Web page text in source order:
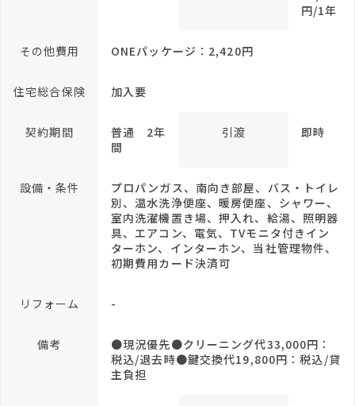
円/1年
その他費用 ONEパッケージ：2,420円
住宅総合保険 加入要
契約期間
普通 2年
間
引渡 即時
設備・条件
プロパンガス、南向き部屋、バス・トイレ
別、温水洗浄便座、暖房便座、シャワー、
室内洗濯機置き場、押入れ、給湯、照明器
具、エアコン、電気、TVモニタ付きイン
ターホン、インターホン、当社管理物件、
初期費用カード決済可
リフォーム -
備考
●現況優先●クリーニング代33,000円：
税込/退去時●鍵交換代19,800円：税込/貸
主負担